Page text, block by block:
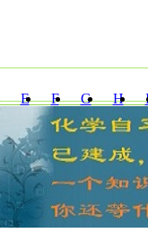
E F G H